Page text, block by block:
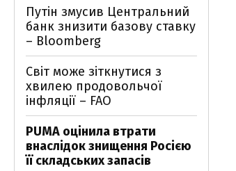
Путін змусив Центральний
банк знизити базову ставку
– Bloomberg
Світ може зіткнутися з
хвилею продовольчої
інфляції – FAO
PUMA оцінила втрати
внаслідок знищення Росією
її складських запасів